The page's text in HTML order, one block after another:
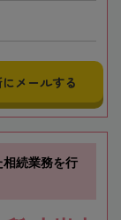
メールする
相続業務を行